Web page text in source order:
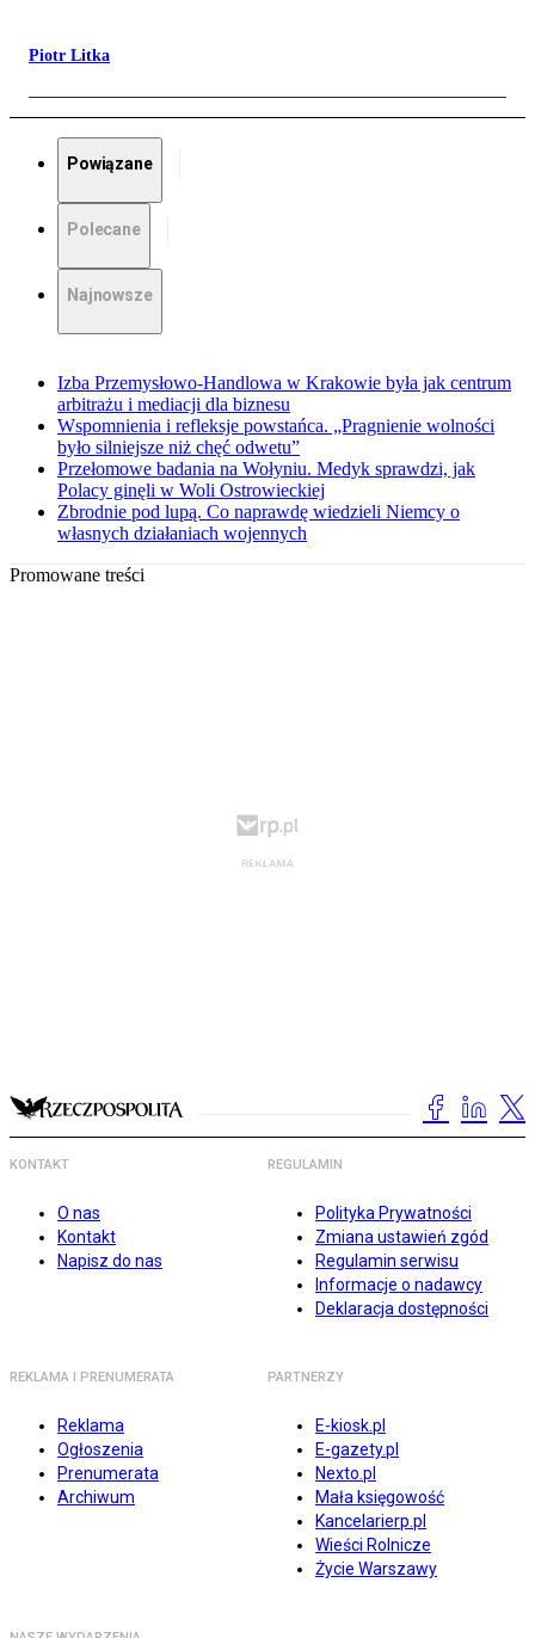
Piotr Litka
Powiązane
Polecane
Najnowsze
Izba Przemysłowo-Handlowa w Krakowie była jak centrum
arbitrażu i mediacji dla biznesu
Wspomnienia i refleksje powstańca. „Pragnienie wolności
było silniejsze niż chęć odwetu”
Przełomowe badania na Wołyniu. Medyk sprawdzi, jak
Polacy ginęli w Woli Ostrowieckiej
Zbrodnie pod lupą. Co naprawdę wiedzieli Niemcy o
własnych działaniach wojennych
Promowane treści
KONTAKT
O nas
Kontakt
Napisz do nas
REGULAMIN
Polityka Prywatności
Zmiana ustawień zgód
Regulamin serwisu
Informacje o nadawcy
Deklaracja dostępności
REKLAMA I PRENUMERATA
Reklama
Ogłoszenia
Prenumerata
Archiwum
PARTNERZY
E-kiosk.pl
E-gazety.pl
Nexto.pl
Mała księgowość
Kancelarierp.pl
Wieści Rolnicze
Życie Warszawy